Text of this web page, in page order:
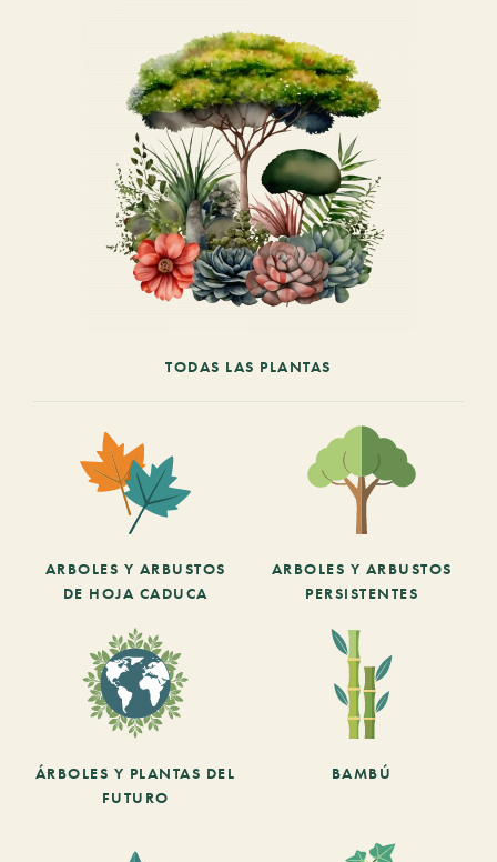
TODAS LAS PLANTAS
ARBOLES Y ARBUSTOS
DE HOJA CADUCA
ARBOLES Y ARBUSTOS
PERSISTENTES
ÁRBOLES Y PLANTAS DEL
FUTURO
BAMBÚ